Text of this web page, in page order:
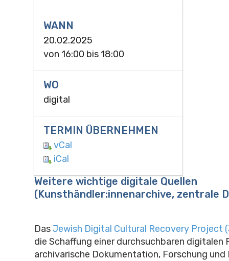
WANN
20.02.2025
von 16:00 bis 18:00
WO
digital
TERMIN ÜBERNEHMEN
vCal
iCal
Weitere wichtige digitale Quellen
(Kunsthändler:innenarchive, zentrale
DasJewish Digital Cultural Recovery Project
die Schaffung einer durchsuchbaren
archivarische Dokumentation, Forschung und